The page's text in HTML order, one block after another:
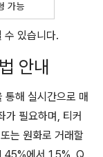
가능
수 있습니다.
안내
해 실시간으로 매
가 필요하며, 티커
는 원화로 거래할